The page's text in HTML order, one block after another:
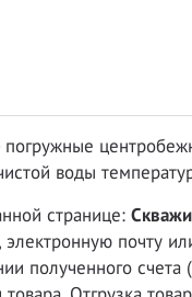
погружные
воды
странице:
электронную почту
полученного